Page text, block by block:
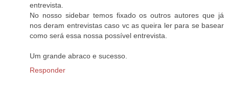
entrevista.
No nosso sidebar temos fixado os outros autores que já
nos deram entrevistas caso vc as queira ler para se basear
como será essa nossa possível entrevista.
Um grande abraco e sucesso.
Responder